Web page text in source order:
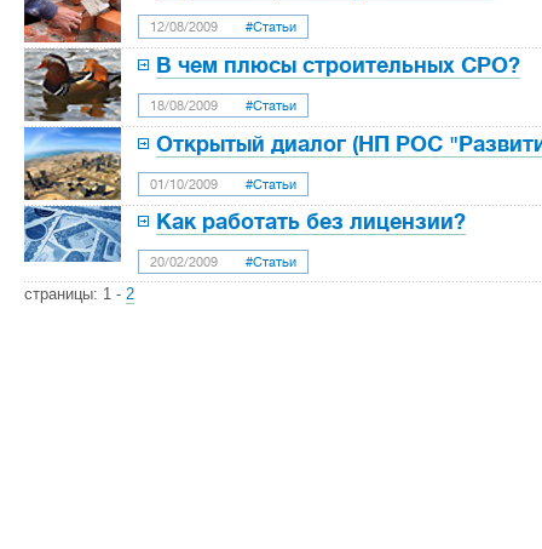
12/08/2009 #Статьи
В чем плюсы строительных СРО?
18/08/2009 #Статьи
Открытый диалог (НП РОС
01/10/2009 #Статьи
Как работать без лицензии?
20/02/2009 #Статьи
страницы: 1 - 2